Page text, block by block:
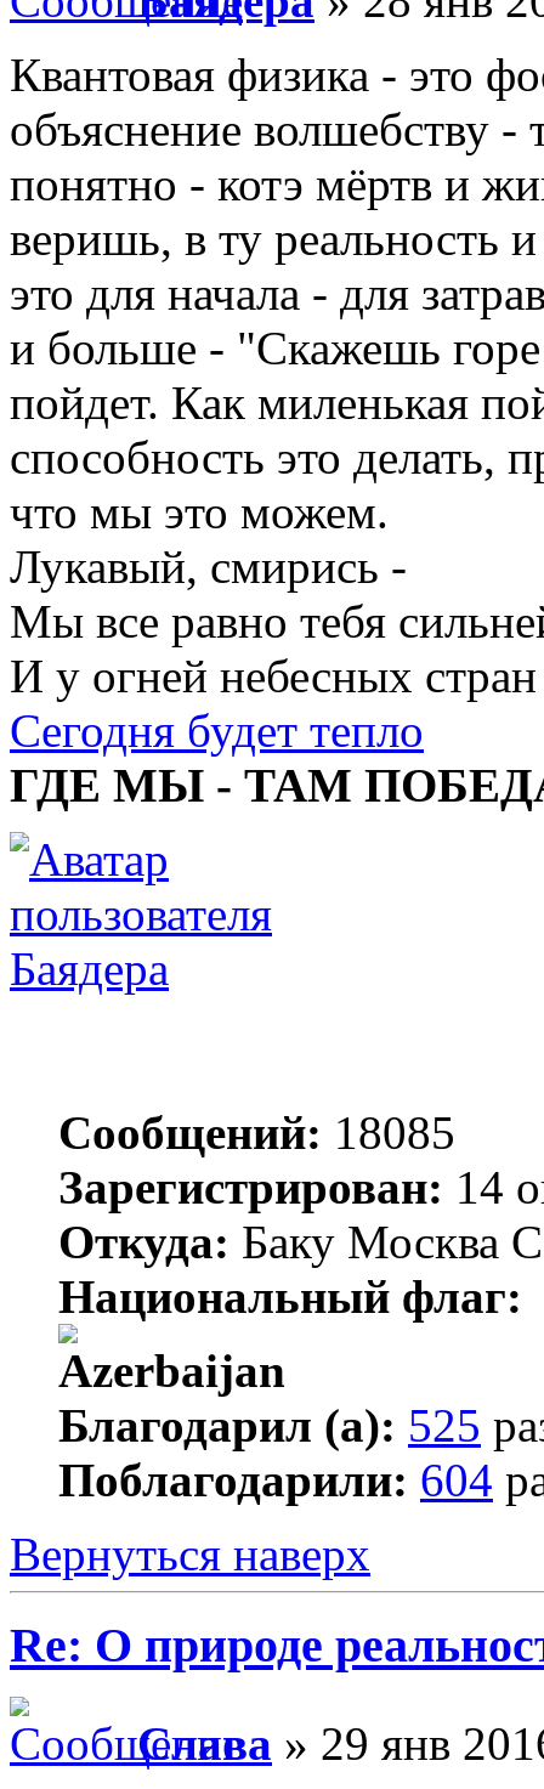
Квантовая физика - это
объяснение волшебству -
понятно - котэ мёртв и
веришь, в ту реальность
это для начала - для
и больше - "Скажешь
пойдет. Как миленькая
способность это делать,
что мы это можем.
Лукавый, смирись -
Мы все равно тебя
И у огней небесных стран
Сегодня будет тепло
ГДЕ МЫ - ТАМ
Баядера
Сообщений: 18085
Зарегистрирован: 14
Откуда: Баку Москва
Национальный флаг:
Благодарил (а): 525
Поблагодарили: 604
Вернуться наверх
Re: О природе
Слава » 29 янв